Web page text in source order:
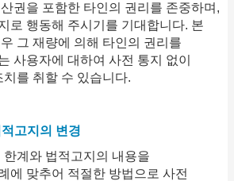
권을 포함한 타인의 권리를 존중하며,
로 행동해 주시기를 기대합니다. 본
그 재량에 의해 타인의 권리를
사용자에 대하여 사전 통지 없이
를 취할 수 있습니다.
고지의 변경
계와 법적고지의 내용을
에 맞추어 적절한 방법으로 사전